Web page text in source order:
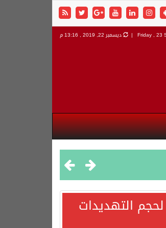
Friday , 23 ديسمبر 22, 2019 , 13:16 م
التهديدات